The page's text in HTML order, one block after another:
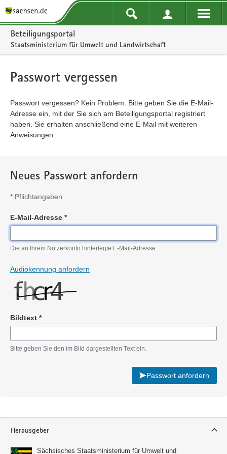
Portalnavigation
Beteiligungsportal
Staatsministerium für Umwelt und Landwirtschaft
Passwort vergessen
Passwort vergessen? Kein Problem. Bitte geben Sie die E-Mail-
Adresse ein, mit der Sie sich am Beteiligungsportal registriert
haben. Sie erhalten anschließend eine E-Mail mit weiteren
Anweisungen.
Neues Passwort anfordern
* Pflichtangaben
E-Mail-Adresse *
Pflichtangabe
Die an Ihrem Nutzerkonto hinterlegte E-Mail-Adresse
Audiokennung anfordern
Bildtext *
Pflichtangabe
Bitte geben Sie den im Bild dargestellten Text ein.
Passwort anfordern
Herausgeber
Sächsisches Staatsministerium für Umwelt und